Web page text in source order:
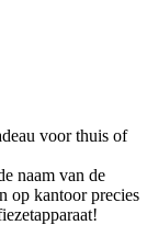
voor thuis of
naam van de
op kantoor precies